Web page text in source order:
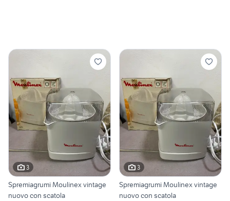
3
Spremiagrumi Moulinex vintage
nuovo con scatola
3
Spremiagrumi Moulinex vintage
nuovo con scatola